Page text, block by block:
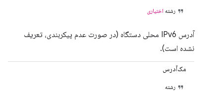
رشته اختیاری
آدرس IPv6 محلی دستگاه (در صورت عدم پیکربندی، تعریف
نشده است).
مک‌آدرس
رشته